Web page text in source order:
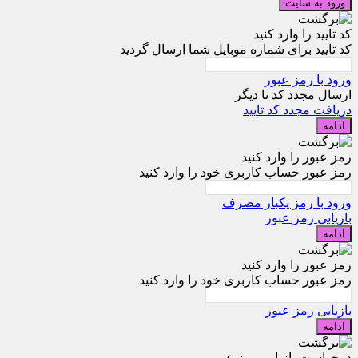
ورود به سایت
کد تایید را وارد کنید
کد تایید برای شماره موبایل شما ارسال گردید
ورود با رمز عبور
ارسال مجدد کد تا دیگر
دریافت مجدد کد تایید
ادامه
رمز عبور را وارد کنید
رمز عبور حساب کاربری خود را وارد کنید
ورود با رمز یکبار مصرف
بازیابی رمز عبور
ادامه
رمز عبور را وارد کنید
رمز عبور حساب کاربری خود را وارد کنید
بازیابی رمز عبور
ادامه